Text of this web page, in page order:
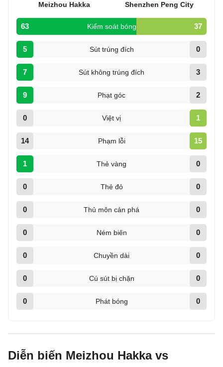
Meizhou Hakka Shenzhen Peng City
63 Kiểm soát bóng 37
5 Sút trúng đích 0
7 Sút không trúng đích 3
9 Phạt góc 2
0 Việt vị 1
14 Phạm lỗi 15
1 Thẻ vàng 0
0 Thẻ đỏ 0
0 Thủ môn cản phá 0
0 Ném biên 0
0 Chuyền dài 0
0 Cú sút bị chặn 0
0 Phát bóng 0
Diễn biến Meizhou Hakka vs